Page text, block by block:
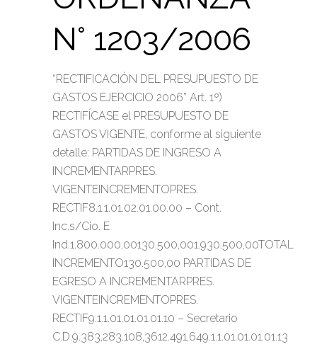
N° 1203/2006
“RECTIFICACIÓN DEL PRESUPUESTO DE
GASTOS EJERCICIO 2006” Art. 1º)
RECTIFÍCASE el PRESUPUESTO DE
GASTOS VIGENTE, conforme al siguiente
detalle: PARTIDAS DE INGRESO A
INCREMENTARPRES.
VIGENTEINCREMENTOPRES.
RECTIF8.1.1.01.02.01.00.00 – Cont.
Inc.s/Cio. E
Ind.1.800.000,00130.500,001.930.500,00TOTAL
INCREMENTO130.500,00 PARTIDAS DE
EGRESO A INCREMENTARPRES.
VIGENTEINCREMENTOPRES.
RECTIF9.1.1.01.01.01.01.10 – Secretario
C.D.9.383,283.108,3612.491,649.1.1.01.01.01.01.13